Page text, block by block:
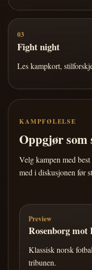
03
Fight night
Les kampkort,
KAMPFØLELSE
Oppgjør
Velg kampen med
med i diskusjonen før
Preview
Rosenborg mot
Klassisk norsk
tribunen.